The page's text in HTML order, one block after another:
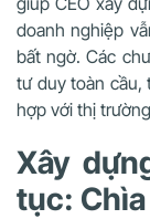
doanh nghiệp
bất ngờ. Các
tư duy toàn cầu,
hợp với thị
Xây
tục: